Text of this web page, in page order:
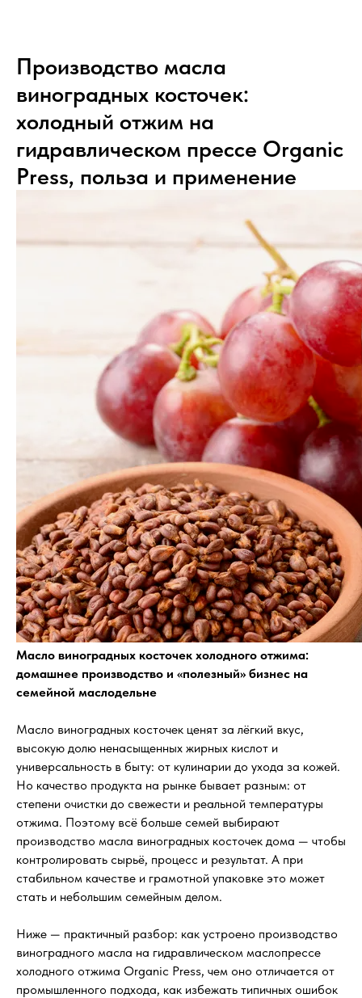
Производство масла
виноградных косточек:
холодный отжим на
гидравлическом прессе Organic
Press, польза и применение
Масло виноградных косточек холодного отжима:
домашнее производство и «полезный» бизнес на
семейной маслодельне
Масло виноградных косточек ценят за лёгкий вкус,
высокую долю ненасыщенных жирных кислот и
универсальность в быту: от кулинарии до ухода за кожей.
Но качество продукта на рынке бывает разным: от
степени очистки до свежести и реальной температуры
отжима. Поэтому всё больше семей выбирают
производство масла виноградных косточек дома — чтобы
контролировать сырьё, процесс и результат. А при
стабильном качестве и грамотной упаковке это может
стать и небольшим семейным делом.
Ниже — практичный разбор: как устроено производство
виноградного масла на гидравлическом маслопрессе
холодного отжима Organic Press, чем оно отличается от
промышленного подхода, как избежать типичных ошибок